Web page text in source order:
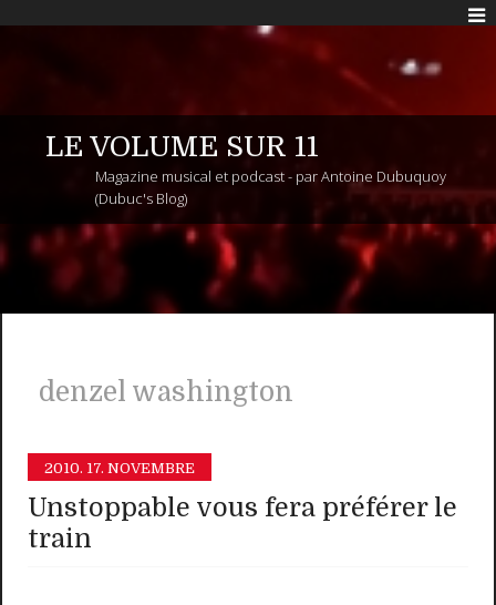
LE VOLUME SUR 11
Magazine musical et podcast - par Antoine Dubuquoy
(Dubuc's Blog)
denzel washington
2010. 17. NOVEMBRE
Unstoppable vous fera préférer le
train